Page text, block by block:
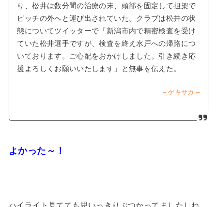
り、松井は数分間の治療の末、頭部を固定して担架で
ピッチの外へと運び出されていた。クラブは松井の状
態についてツイッターで「新潟市内で精密検査を受け
ていた松井選手ですが、検査を終え水戸への帰路につ
いております。ご心配をおかけしました。引き続き応
援よろしくお願いいたします」と無事を伝えた。
– ゲキサカ –
よかった～！
ハイライト見てても思いっきりぶつかってましたしね…